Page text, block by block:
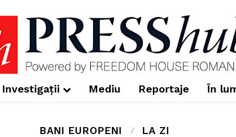
Investigații Mediu Reportaje În
BANI EUROPENI LA ZI